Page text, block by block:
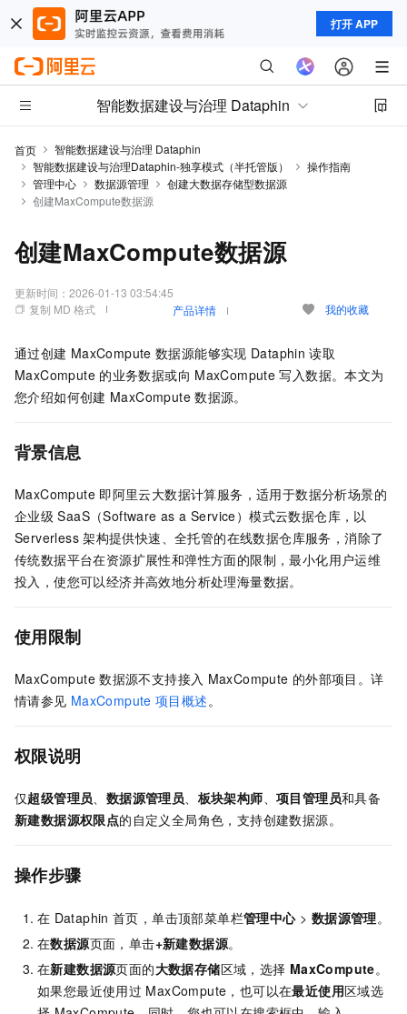
打开 APP
智能数据建设与治理 Dataphin
首页
智能数据建设与治理 Dataphin
智能数据建设与治理Dataphin-独享模式（半托管版）
操作指南
管理中心
数据源管理
创建大数据存储型数据源
创建MaxCompute数据源
创建MaxCompute数据源
更新时间： 2026-01-13 03:54:45
复制 MD 格式
产品详情 我的收藏
通过创建 MaxCompute 数据源能够实现 Dataphin 读取
MaxCompute 的业务数据或向 MaxCompute 写入数据。本文为
您介绍如何创建 MaxCompute 数据源。
背景信息
MaxCompute 即阿里云大数据计算服务，适用于数据分析场景的
企业级 SaaS（Software as a Service）模式云数据仓库，以
Serverless 架构提供快速、全托管的在线数据仓库服务，消除了
传统数据平台在资源扩展性和弹性方面的限制，最小化用户运维
投入，使您可以经济并高效地分析处理海量数据。
使用限制
MaxCompute 数据源不支持接入 MaxCompute 的外部项目。详
情请参见 MaxCompute 项目概述。
权限说明
仅超级管理员、 数据源管理员、 板块架构师、项目管理员和具备
新建数据源权限点的自定义全局角色，支持创建数据源。
操作步骤
在 Dataphin 首页，单击顶部菜单栏管理中心> 数据源管理。
在数据源页面，单击+新建数据源。
在新建数据源页面的大数据存储区域，选择 MaxCompute。
如果您最近使用过 MaxCompute，也可以在最近使用区域选